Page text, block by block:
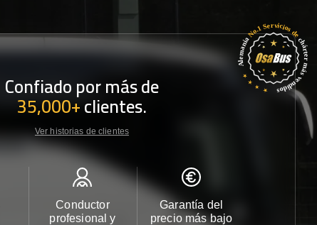
Confiado por más de
35,000+clientes.
Ver historias de clientes
Conductor
profesional y
Garantía del
precio más bajo